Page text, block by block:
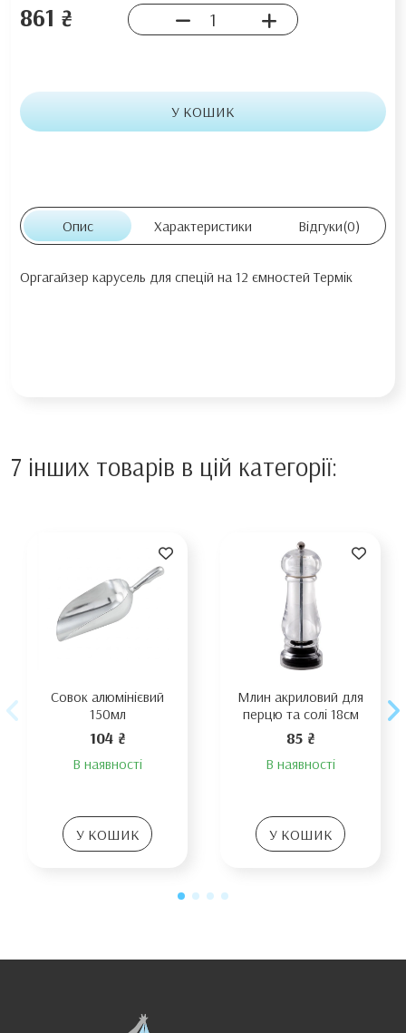
861 ₴
У КОШИК
Опис Характеристики Відгуки(0)
Оргагайзер карусель для спецій на 12 ємностей Термік
7 інших товарів в цій категорії:
Совок алюмінієвий
150мл
104 ₴
В наявності
У КОШИК
Млин акриловий для
перцю та солі 18см
85 ₴
В наявності
У КОШИК